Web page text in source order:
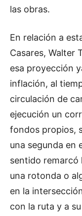
las obras.
En relación a
Casares, Walter
esa proyección
inflación, al
circulación de
ejecución un
fondos propios,
una segunda en
sentido remarcó
una rotonda o
en la
con la ruta y a